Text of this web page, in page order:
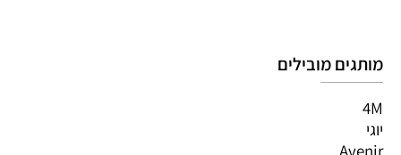
מותגים מובילים
4M
יוגי